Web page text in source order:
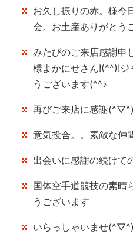
お久し振りの赤。様今
会。お土産ありがとう
みたびのご来店感謝申
様よかにせさん!(^^)!ジ
うございます(^^♪
再びご来店に感謝
意気投合。。素敵な仲
出会いに感謝の続け
国体空手道競技の素
うございます
いらっしゃいませ